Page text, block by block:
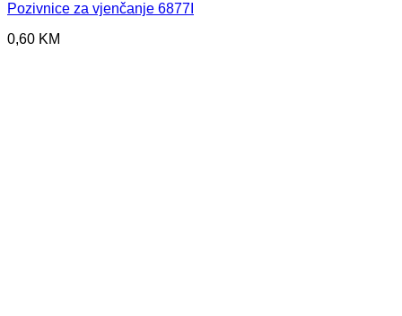
Pozivnice za vjenčanje 6877I
0,60 KM